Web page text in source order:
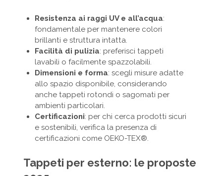
Resistenza ai raggi UV e all’acqua:
fondamentale per mantenere colori
brillanti e struttura intatta.
Facilità di pulizia: preferisci tappeti
lavabili o facilmente spazzolabili.
Dimensioni e forma: scegli misure adatte
allo spazio disponibile, considerando
anche tappeti rotondi o sagomati per
ambienti particolari.
Certificazioni: per chi cerca prodotti sicuri
e sostenibili, verifica la presenza di
certificazioni come OEKO-TEX®.
Tappeti per esterno: le proposte